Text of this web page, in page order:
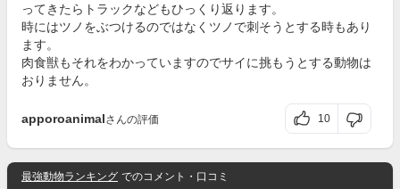
ってきたらトラックなどもひっくり返ります。
時にはツノをぶつけるのではなくツノで刺そうとする時もあり
ます。
肉食獣もそれをわかっていますのでサイに挑もうとする動物は
おりません。
apporoanimalさんの評価 10
最強動物ランキング でのコメント・口コミ